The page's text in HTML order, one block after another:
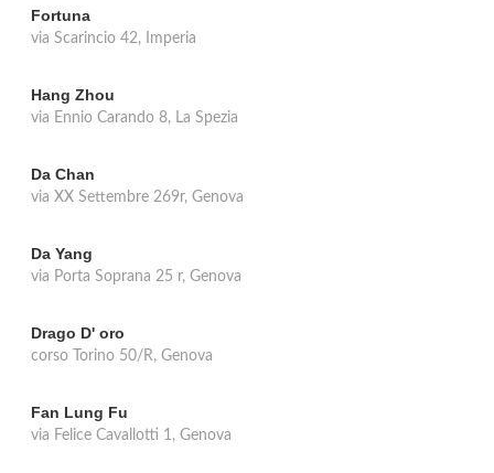
Fortuna
via Scarincio 42, Imperia
Hang Zhou
via Ennio Carando 8, La Spezia
Da Chan
via XX Settembre 269r, Genova
Da Yang
via Porta Soprana 25 r, Genova
Drago D' oro
corso Torino 50/R, Genova
Fan Lung Fu
via Felice Cavallotti 1, Genova